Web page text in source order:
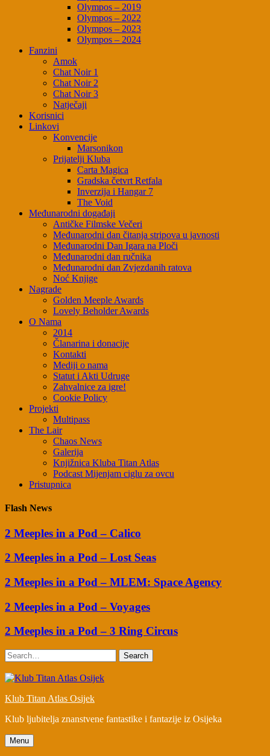
Olympos – 2019
Olympos – 2022
Olympos – 2023
Olympos – 2024
Fanzini
Amok
Chat Noir 1
Chat Noir 2
Chat Noir 3
Natječaji
Korisnici
Linkovi
Konvencije
Marsonikon
Prijatelji Kluba
Carta Magica
Gradska četvrt Retfala
Inverzija i Hangar 7
The Void
Međunarodni događaji
Antičke Filmske Večeri
Međunarodni dan čitanja stripova u javnosti
Međunarodni Dan Igara na Ploči
Međunarodni dan ručnika
Međunarodni dan Zvjezdanih ratova
Noć Knjige
Nagrade
Golden Meeple Awards
Lovely Beholder Awards
O Nama
2014
Članarina i donacije
Kontakti
Mediji o nama
Statut i Akti Udruge
Zahvalnice za igre!
Cookie Policy
Projekti
Multipass
The Lair
Chaos News
Galerija
Knjižnica Kluba Titan Atlas
Podcast Mijenjam ciglu za ovcu
Pristupnica
Flash News
2 Meeples in a Pod – Calico
2 Meeples in a Pod – Lost Seas
2 Meeples in a Pod – MLEM: Space Agency
2 Meeples in a Pod – Voyages
2 Meeples in a Pod – 3 Ring Circus
Search
Klub Titan Atlas Osijek
Klub ljubitelja znanstvene fantastike i fantazije iz Osijeka
Menu